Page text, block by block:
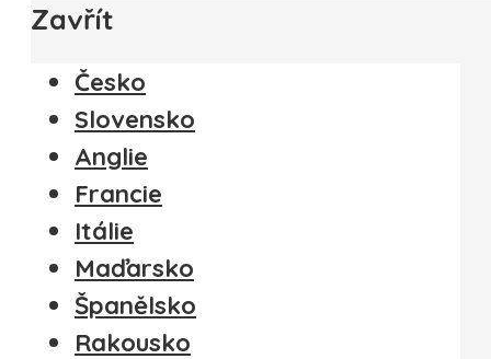
Zavřít
Česko
Slovensko
Anglie
Francie
Itálie
Maďarsko
Španělsko
Rakousko